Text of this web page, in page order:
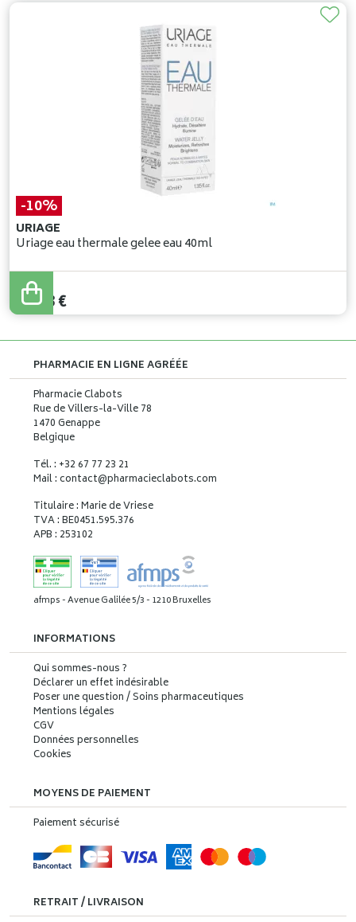
-10%
URIAGE
Uriage eau thermale gelee eau 40ml
19,70
17,73€
PHARMACIE EN LIGNE AGRÉÉE
Pharmacie Clabots
Rue de Villers-la-Ville 78
1470 Genappe
Belgique
Tél. : +32 67 77 23 21
Mail : contact@pharmacieclabots.com
Titulaire : Marie de Vriese
TVA : BE0451.595.376
APB : 253102
afmps - Avenue Galilée 5/3 - 1210 Bruxelles
INFORMATIONS
Qui sommes-nous ?
Déclarer un effet indésirable
Poser une question / Soins pharmaceutiques
Mentions légales
CGV
Données personnelles
Cookies
MOYENS DE PAIEMENT
Paiement sécurisé
RETRAIT / LIVRAISON